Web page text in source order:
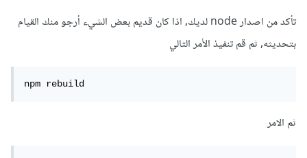
تأكد من اصدار node لديك, اذا كان قديم بعض الشيء أرجو منك القيام
بتحديثه, ثم قم تنفيذ الأمر التالي
npm rebuild
ثم الامر